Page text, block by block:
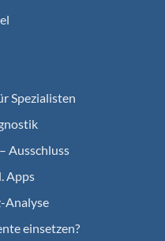
Spezialisten
Ausschluss
Apps
Analyse
einsetzen?